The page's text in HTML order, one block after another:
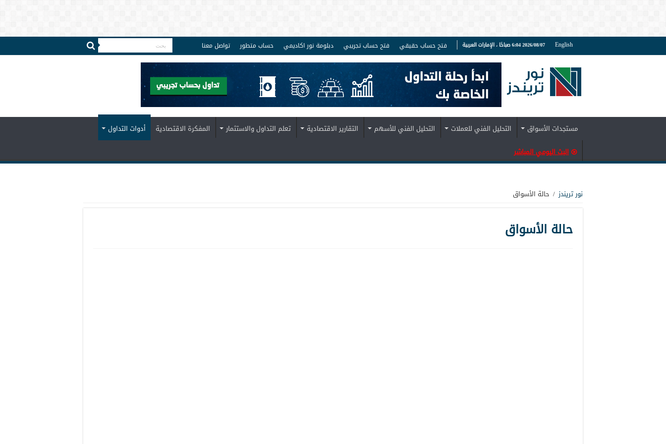
English 2026/08/07 6:04 صباحًا ، الإمارات العربية فتح حساب حقيقي فتح حساب تجريبي دبلومة نور اكاديمي حساب متطور تواصل معنا
مستجدات الأسواق التحليل الفني للعملات التحليل الفني للأسهم التقارير الاقتصادية تعلم التداول والاستثمار المفكرة الاقتصادية
أدوات التداول
البث اليومي المباشر
نور تريندز / حالة الأسواق
حالة الأسواق